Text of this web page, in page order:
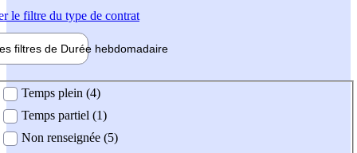
le filtre du type de contrat
filtres de Durée hebdomadaire
Temps plein (4)
Temps partiel (1)
Non renseignée (5)